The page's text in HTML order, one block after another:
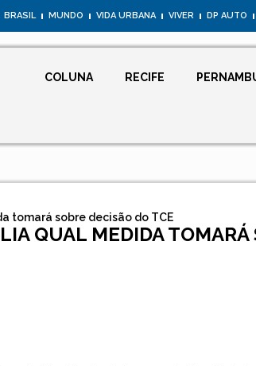
BRASIL MUNDO VIDA URBANA VIVER DP AUTO
COLUNA RECIFE
tomará sobre decisão do TCE
QUAL MEDIDA TOMARÁ